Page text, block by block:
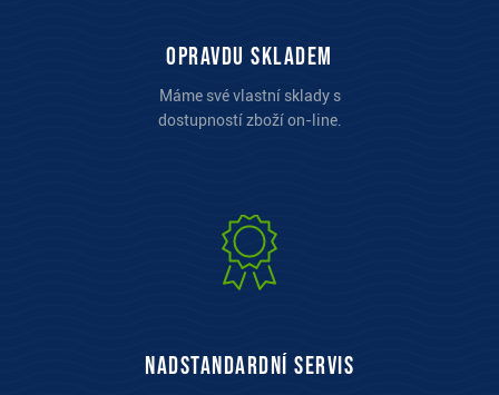
opravdu skladem
Máme své vlastní sklady s
dostupností zboží on-line.
Nadstandardní servis